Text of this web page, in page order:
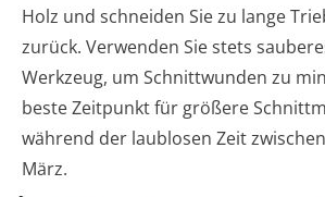
Holz und schneiden Sie zu lange
zurück. Verwenden Sie stets
Werkzeug, um Schnittwunden zu
beste Zeitpunkt für größere
während der laublosen Zeit
März.